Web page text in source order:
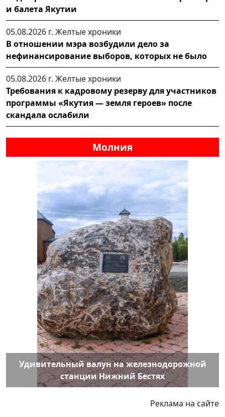
и балета Якутии
05.08.2026 г. Желтые хроники
В отношении мэра возбудили дело за
нефинансирование выборов, которых не было
05.08.2026 г. Желтые хроники
Требования к кадровому резерву для участников
программы «Якутия — земля героев» после
скандала ослабили
Молния
Удивительный валун на железнодорожной
станции Нижний Бестях
Реклама на сайте